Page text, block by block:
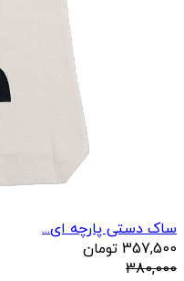
ساک دستی پارچه ای...
357,500 تومان
380,000